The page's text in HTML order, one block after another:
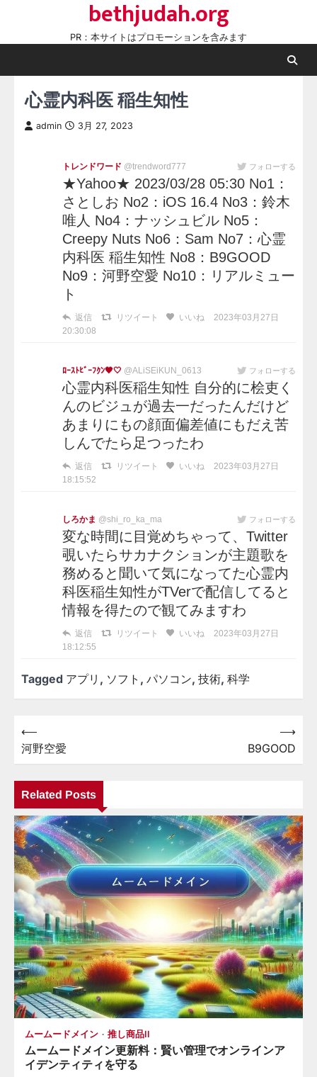
content
bethjudah.org
PR：本サイトはプロモーションを含みます
心霊内科医 稲生知性
admin 3月 27, 2023
トレンドワード @trendword777 フォローする
★Yahoo★ 2023/03/28 05:30 No1：
さとしお No2：iOS 16.4 No3：鈴木
唯人 No4：ナッシュビル No5：
Creepy Nuts No6：Sam No7：心霊
内科医 稲生知性 No8：B9GOOD
No9：河野空愛 No10：リアルミュー
ト
返信 リツイート いいね
2023年03月27日
20:30:08
ﾛｰｽﾄﾋﾞｰﾌｸﾝ🖤🤍 @ALiSEiKUN_0613 フォローする
心霊内科医稲生知性 自分的に桧吏く
んのビジュが過去一だったんだけど
あまりにもの顔面偏差値にもだえ苦
しんでたら足つったわ
返信 リツイート いいね
2023年03月27日
18:15:52
しろかま @shi_ro_ka_ma フォローする
変な時間に目覚めちゃって、Twitter
覗いたらサカナクションが主題歌を
務めると聞いて気になってた心霊内
科医稲生知性がTVerで配信してると
情報を得たので観てみますわ
返信 リツイート いいね
2023年03月27日
18:12:55
Tagged アプリ , ソフト , パソコン, 技術, 科学
投
稿
ナ
ビ
ゲ
ー
シ
ョ
ン
⟵
河野空愛
B9GOOD
⟶
Related Posts
ムームードメイン 推し商品II
ムームードメイン更新料：賢い管理でオンラインア
イデンティティを守る